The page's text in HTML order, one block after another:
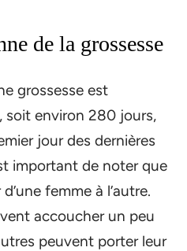
de la grossesse
grossesse est
soit environ 280 jours,
jour des dernières
important de noter que
femme à l’autre.
accoucher un peu
peuvent porter leur